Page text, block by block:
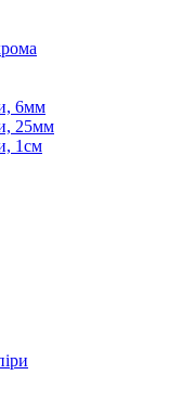
6мм
25мм
1см